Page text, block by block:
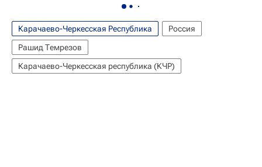
Карачаево-Черкесская Республика
Россия
Рашид Темрезов
Карачаево-Черкесская республика (КЧР)